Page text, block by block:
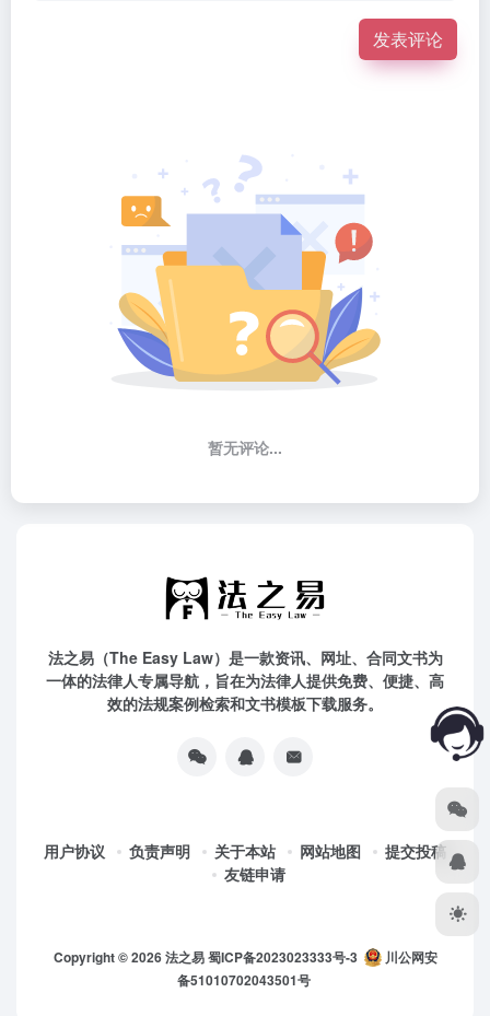
发表评论
暂无评论...
法之易（The Easy Law）是一款资讯、网址、合同文书为
一体的法律人专属导航，旨在为法律人提供免费、便捷、高
效的法规案例检索和文书模板下载服务。
用户协议 负责声明 关于本站 网站地图
提交投稿
友链申请
Copyright © 2026法之易蜀ICP备2023023333号-3
川公网安
备51010702043501号